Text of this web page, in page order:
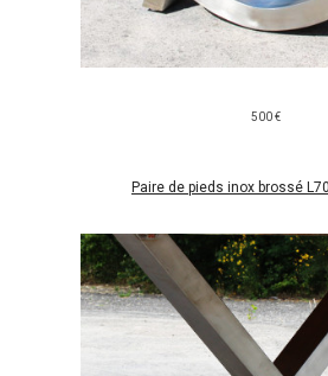
500 €
Paire de pieds inox brossé